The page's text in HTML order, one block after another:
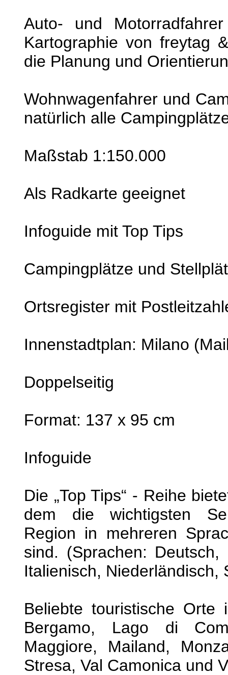
Auto- und
Kartographie von freytag
die Planung und
Wohnwagenfahrer und
natürlich alle
Maßstab 1:150.000
Als Radkarte geeignet
Infoguide mit Top Tips
Campingplätze und
Ortsregister mit
Innenstadtplan: Milano
Doppelseitig
Format: 137 x 95 cm
Infoguide
Die „Top Tips“ - Reihe
dem die wichtigsten
Region in mehreren
sind. (Sprachen: Deutsch,
Italienisch, Niederländisch,
Beliebte touristische
Bergamo, Lago di
Maggiore, Mailand,
Stresa, Val Camonica und